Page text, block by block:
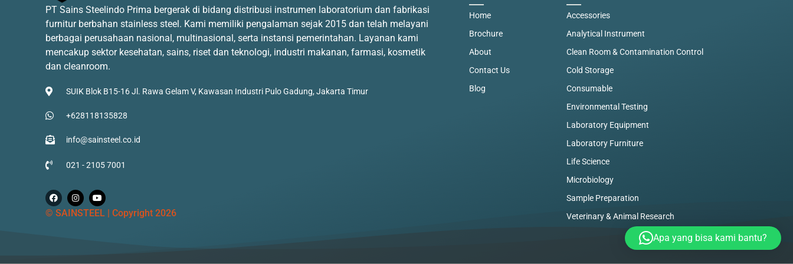
PT Sains Steelindo Prima bergerak di bidang distribusi instrumen laboratorium dan fabrikasi
furnitur berbahan stainless steel. Kami memiliki pengalaman sejak 2015 dan telah melayani
berbagai perusahaan nasional, multinasional, serta instansi pemerintahan. Layanan kami
mencakup sektor kesehatan, sains, riset dan teknologi, industri makanan, farmasi, kosmetik
dan cleanroom.
SUIK Blok B15-16 Jl. Rawa Gelam V, Kawasan Industri Pulo Gadung, Jakarta Timur
+628118135828
info@sainsteel.co.id
021 - 2105 7001
© SAINSTEEL | Copyright 2026
Home
Brochure
About
Contact Us
Blog
Accessories
Analytical Instrument
Clean Room & Contamination Control
Cold Storage
Consumable
Environmental Testing
Laboratory Equipment
Laboratory Furniture
Life Science
Microbiology
Sample Preparation
Veterinary & Animal Research
Apa yang bisa kami bantu?